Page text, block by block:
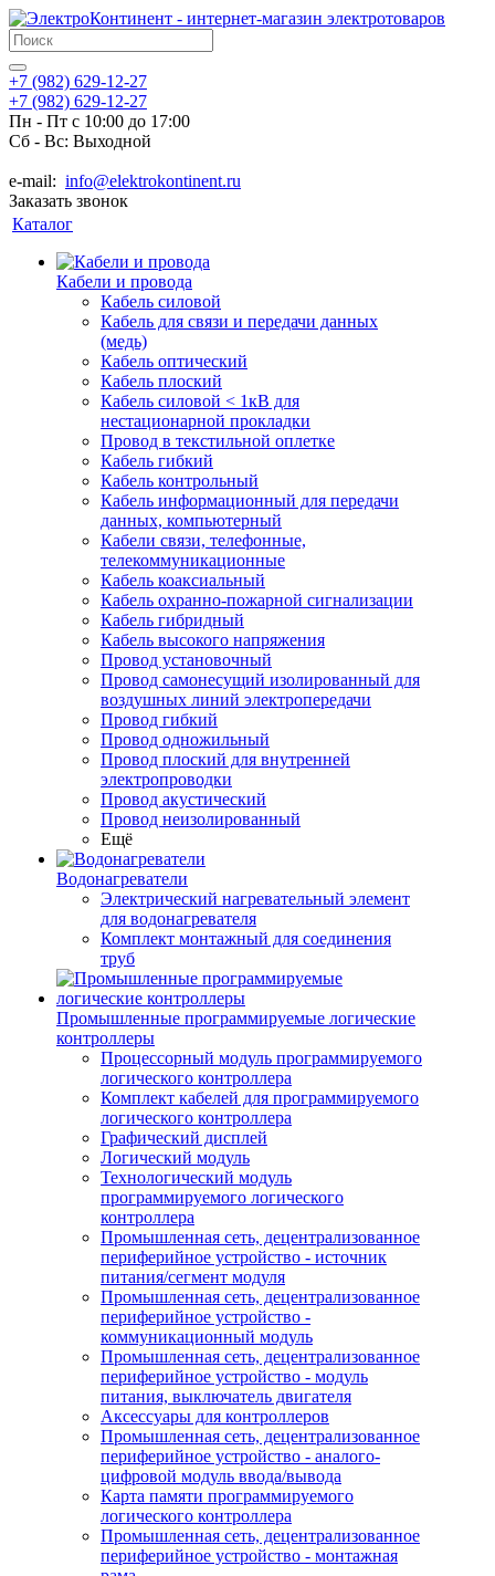
+7 (982) 629-12-27
+7 (982) 629-12-27
Пн - Пт с 10:00 до 17:00
Сб - Вс: Выходной
e-mail: info@elektrokontinent.ru
Заказать звонок
Каталог
Кабели и провода
Кабель силовой
Кабель для связи и передачи данных
(медь)
Кабель оптический
Кабель плоский
Кабель силовой < 1кВ для
нестационарной прокладки
Провод в текстильной оплетке
Кабель гибкий
Кабель контрольный
Кабель информационный для передачи
данных, компьютерный
Кабели связи, телефонные,
телекоммуникационные
Кабель коаксиальный
Кабель охранно-пожарной сигнализации
Кабель гибридный
Кабель высокого напряжения
Провод установочный
Провод самонесущий изолированный для
воздушных линий электропередачи
Провод гибкий
Провод одножильный
Провод плоский для внутренней
электропроводки
Провод акустический
Провод неизолированный
Ещё
Водонагреватели
Электрический нагревательный элемент
для водонагревателя
Комплект монтажный для соединения
труб
Промышленные программируемые логические
контроллеры
Процессорный модуль программируемого
логического контроллера
Комплект кабелей для программируемого
логического контроллера
Графический дисплей
Логический модуль
Технологический модуль
программируемого логического
контроллера
Промышленная сеть, децентрализованное
периферийное устройство - источник
питания/сегмент модуля
Промышленная сеть, децентрализованное
периферийное устройство -
коммуникационный модуль
Промышленная сеть, децентрализованное
периферийное устройство - модуль
питания, выключатель двигателя
Аксессуары для контроллеров
Промышленная сеть, децентрализованное
периферийное устройство - аналого-
цифровой модуль ввода/вывода
Карта памяти программируемого
логического контроллера
Промышленная сеть, децентрализованное
периферийное устройство - монтажная